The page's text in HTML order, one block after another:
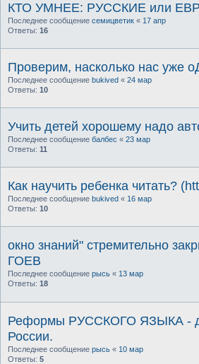
КТО УМНЕЕ: РУССКИЕ или
Последнее сообщение семицветик « 17 апр
Ответы: 16
Проверим, насколько нас уже
Последнее сообщение bukived « 24 мар
Ответы: 10
Учить детей хорошему надо
Последнее сообщение балбес « 23 мар
Ответы: 11
Как научить ребенка читать?
Последнее сообщение bukived « 16 мар
Ответы: 10
окно знаний" стремительно
ГОЕВ
Последнее сообщение рысь « 13 мар
Ответы: 18
Реформы РУССКОГО ЯЗЫКА -
России.
Последнее сообщение рысь « 10 мар
Ответы: 5